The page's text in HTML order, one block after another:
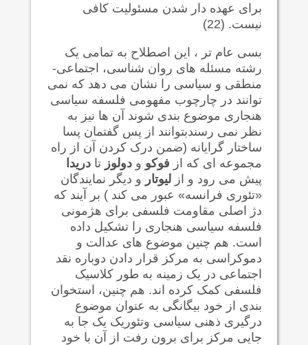
برای عهده دار شدن مسئولیت کافی
نیست. (22)
بسی عام تر ، این اصطلاح به تمامی یک
رشته مسئله های روان شناسی، اجتماعی-
منطقی و سیاسی را نشان می دهد که نمی
توانند در چارچوب مفهومی فلسفه سیاسی
هنجاری موضوع بندی شوند آن ها نیز به
نظر نمی رسندبتوانند از پس گفتمان پسا
ساختار گرایانه (ضمن درک کردن آن از راه
مجموعه ای که از فوکو ودولوز تادریدا
پیش می رود و ازلیوتار و دیگر نمایندگان
«تئوری فرانسه» عبور می کند ) بر آیند که
دژ اصلی مقاومت فلسفی برای هژمونی
فلسفه سیاسی هنجاری را تشکیل داده
است. هم چنین موضوع های عدالت و
دموکراسی به مرکز قرار دادن دوباره نقد
اجتماعی در یک زمینه به طور کلاسیک
فلسفی کمک کرده اند. هم چنین، استخوان
بندی از خود بیگانگی به عنوان موضوع
درگیری ذهنی سیاسی وتئوریک یک جا به
جایی مرکز برای برون رفت از آن با خود